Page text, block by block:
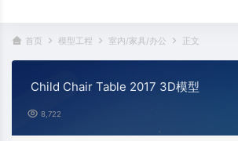
首页 模型工程 室内/家具/办公 正文
Child Chair Table 2017 3D模型
8,722